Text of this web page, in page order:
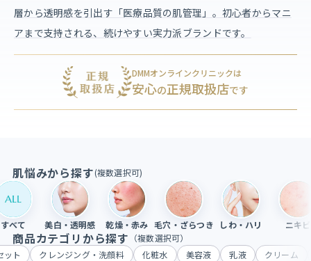
層から透明感を引出す「医療品質の肌管理」。初心者からマニ
アまで支持される、続けやすい実力派ブランドです。
DMMオンラインクリニックは
安心の正規取扱店です
肌悩みから探す(複数選択可)
すべて 美白・透明感 乾燥・赤み 毛穴・ざらつき しわ・ハリ ニキビ
商品カテゴリから探す （複数選択可）
ット
クレンジング・洗顔料 化粧水 美容液 乳液 クリーム